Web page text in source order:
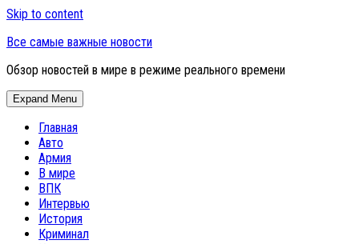
Skip to content
Все самые важные новости
Обзор новостей в мире в режиме реального времени
Expand Menu
Главная
Авто
Армия
В мире
ВПК
Интервью
История
Криминал